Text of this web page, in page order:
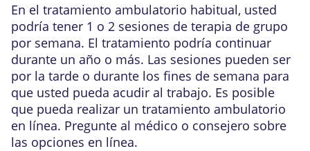
En el tratamiento ambulatorio habitual, usted
podría tener 1 o 2 sesiones de terapia de grupo
por semana. El tratamiento podría continuar
durante un año o más. Las sesiones pueden ser
por la tarde o durante los fines de semana para
que usted pueda acudir al trabajo. Es posible
que pueda realizar un tratamiento ambulatorio
en línea. Pregunte al médico o consejero sobre
las opciones en línea.